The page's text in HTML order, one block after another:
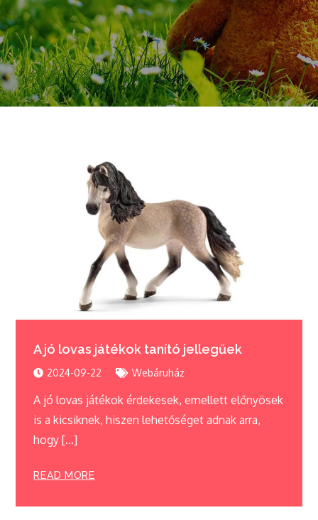
A jó lovas játékok tanító jellegűek
2024-09-22 Webáruház
A jó lovas játékok érdekesek, emellett előnyösek
is a kicsiknek, hiszen lehetőséget adnak arra,
hogy […]
READ MORE